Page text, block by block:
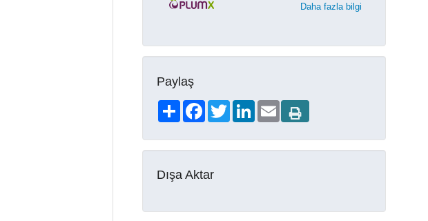
Daha fazla bilgi
Paylaş
ShareFacebook
TwitterLinkedIn
Email
Dışa Aktar